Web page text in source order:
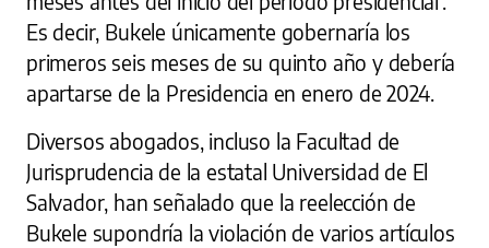
Es decir, Bukele únicamente gobernaría los
primeros seis meses de su quinto año y debería
apartarse de la Presidencia en enero de 2024.
Diversos abogados, incluso la Facultad de
Jurisprudencia de la estatal Universidad de El
Salvador, han señalado que la reelección de
Bukele supondría la violación de varios artículos